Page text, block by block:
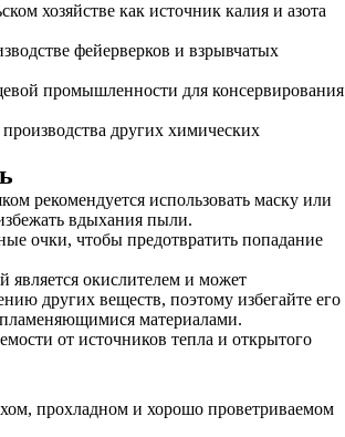
хозяйстве как источник калия и азота
фейерверков и взрывчатых
промышленности для консервирования
других химических
рекомендуется использовать маску или
вдыхания пыли.
очки, чтобы предотвратить попадание
является окислителем и может
других веществ, поэтому избегайте его
материалами.
от источников тепла и открытого
прохладном и хорошо проветриваемом